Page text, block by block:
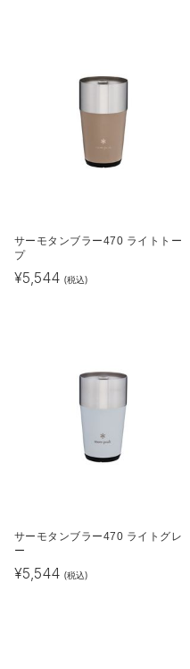
サーモタンブラー470 ライトトー
プ
¥5,544 (税込)
サーモタンブラー470 ライトグレ
ー
¥5,544 (税込)